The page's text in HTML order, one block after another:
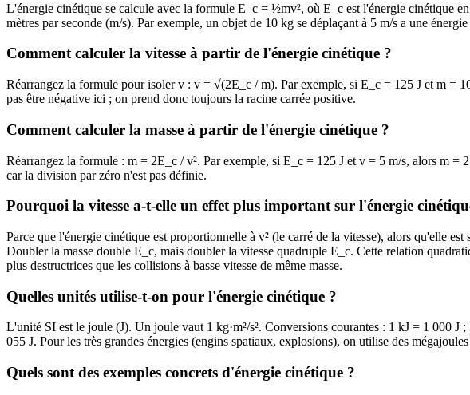
L'énergie cinétique se calcule avec la formule E_c = ½mv², où E_c est l'énergie cinétique
mètres par seconde (m/s). Par exemple, un objet de 10 kg se déplaçant à 5 m/s a une
Comment calculer la vitesse à partir de l'énergie cinétique ?
Réarrangez la formule pour isoler v : v = √(2E_c / m). Par exemple, si E_c = 125 J et m =
pas être négative ici ; on prend donc toujours la racine carrée positive.
Comment calculer la masse à partir de l'énergie cinétique ?
Réarrangez la formule : m = 2E_c / v². Par exemple, si E_c = 125 J et v = 5 m/s, alors m =
car la division par zéro n'est pas définie.
Pourquoi la vitesse a-t-elle un effet plus important sur l'énergie
Parce que l'énergie cinétique est proportionnelle à v² (le carré de la vitesse), alors qu'elle
Doubler la masse double E_c, mais doubler la vitesse quadruple E_c. Cette relation
plus destructrices que les collisions à basse vitesse de même masse.
Quelles unités utilise-t-on pour l'énergie cinétique ?
L'unité SI est le joule (J). Un joule vaut 1 kg·m²/s². Conversions courantes : 1 kJ = 1 000
055 J. Pour les très grandes énergies (engins spatiaux, explosions), on utilise des
Quels sont des exemples concrets d'énergie cinétique ?